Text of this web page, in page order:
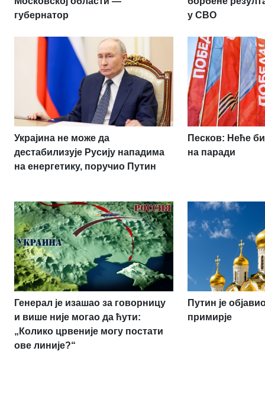
губернатор
у СВО
Украјина не може да
дестабилизује Русију нападима
на енергетику, поручио Путин
Песков: Неће
на паради
Генерал је изашао за говорницу
и више није могао да ћути:
„Колико црвеније могу постати
ове линије?“
Путин је
примирје